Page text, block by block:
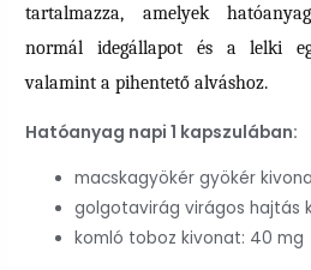
was:
2.363 Ft.
is:
1.906 Ft.
tartalmazza, amelyek
normál idegállapot és a lelki
valamint a pihentető alváshoz.
Hatóanyag napi 1 kapszulában:
macskagyökér gyökér
golgotavirág virágos hajtás
komló toboz kivonat: 40 mg